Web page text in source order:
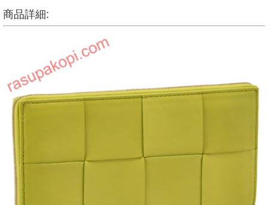
商品詳細: